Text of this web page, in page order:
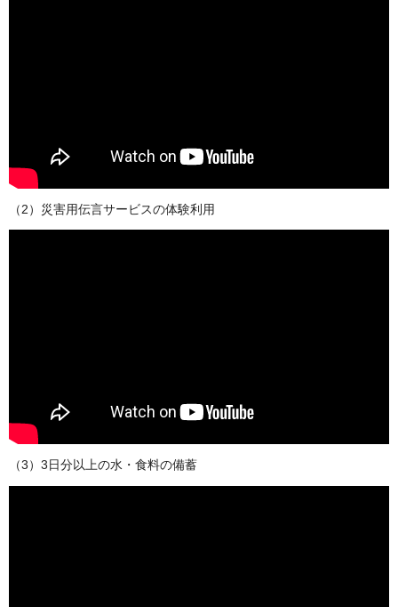
（2）災害用伝言サービスの体験利用
（3）3日分以上の水・食料の備蓄